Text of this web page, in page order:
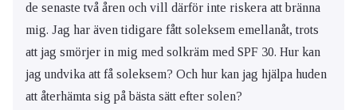
de senaste två åren och vill därför inte riskera att bränna
mig. Jag har även tidigare fått soleksem emellanåt, trots
att jag smörjer in mig med solkräm med SPF 30. Hur kan
jag undvika att få soleksem? Och hur kan jag hjälpa huden
att återhämta sig på bästa sätt efter solen?